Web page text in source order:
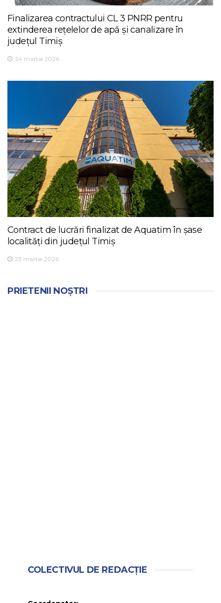
Finalizarea contractului CL 3 PNRR pentru
extinderea rețelelor de apă și canalizare în
județul Timiș
24 martie 2026
Contract de lucrări finalizat de Aquatim în șase
localități din județul Timiș
23 martie 2026
PRIETENII NOȘTRI
COLECTIVUL DE REDACȚIE